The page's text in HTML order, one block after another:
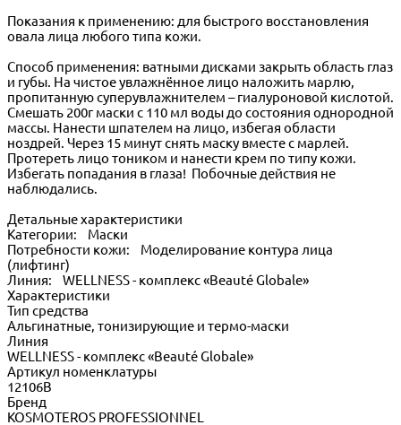
Показания к применению: для быстрого восстановления
овала лица любого типа кожи.
Способ применения: ватными дисками закрыть область глаз
и губы. На чистое увлажнённое лицо наложить марлю,
пропитанную суперувлажнителем – гиалуроновой кислотой.
Смешать 200г маски с 110 мл воды до состояния однородной
массы. Нанести шпателем на лицо, избегая области
ноздрей. Через 15 минут снять маску вместе с марлей.
Протереть лицо тоником и нанести крем по типу кожи.
Избегать попадания в глаза! Побочные действия не
наблюдались.
Детальные характеристики
Категории: Маски
Потребности кожи: Моделирование контура лица
(лифтинг)
Линия: WELLNESS - комплекс «Beauté Globale»
Характеристики
Тип средства
Альгинатные, тонизирующие и термо-маски
Линия
WELLNESS - комплекс «Beauté Globale»
Артикул номенклатуры
12106В
Бренд
KOSMOTEROS PROFESSIONNEL